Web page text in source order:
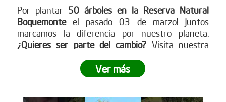
Por plantar50 árboles en la Reserva Natural
Boquemonteel pasado 03 de marzo! Juntos
marcamos la diferencia por nuestro planeta.
¿Quieres ser parte del cambio? Visita nuestra
www.reddearboles.orgVer más